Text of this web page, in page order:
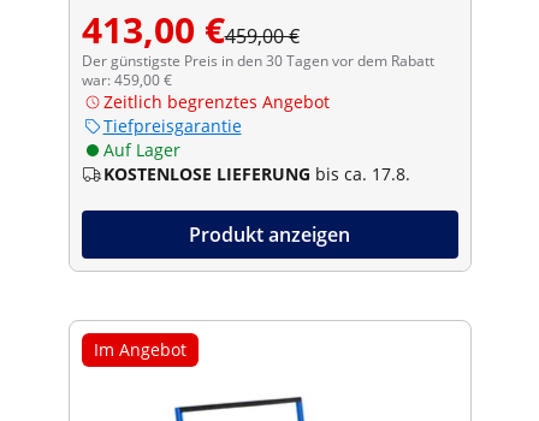
413,00 €459,00 €
Der günstigste Preis in den 30 Tagen vor dem Rabatt
war: 459,00 €
Zeitlich begrenztes Angebot
Tiefpreisgarantie
Auf Lager
KOSTENLOSE LIEFERUNG bis ca. 17.8.
Produkt anzeigen
Im Angebot